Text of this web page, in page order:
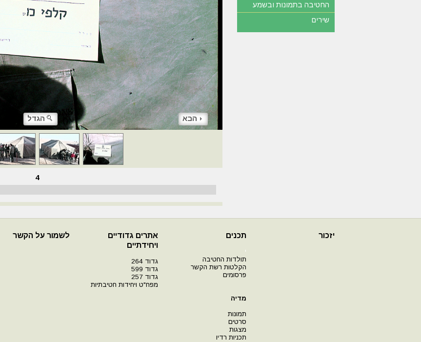
הגדל הבא
4
החטיבה בתמונות ובשמע
שירים
יזכור תכנים
י
תולדות החטיבה
הקלטות רשת הקשר
פרסומים
מדיה
תמונות
סרטים
מצגות
תכניות רדיו
אתרים גדודיים
ויחידתיים
גדוד 264
גדוד 599
גדוד 257
מפח"ט ויחידות חטיבתיות
לשמור על הקשר